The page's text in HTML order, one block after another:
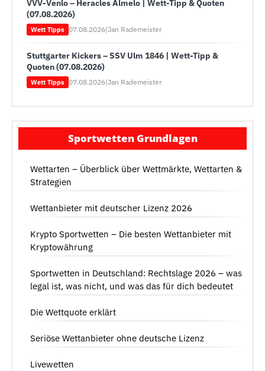
VVV-Venlo – Heracles Almelo | Wett-Tipp & Quoten
(07.08.2026)
Wett Tipps 07.08.2026|Jan Rademeister
Stuttgarter Kickers – SSV Ulm 1846 | Wett-Tipp &
Quoten (07.08.2026)
Wett Tipps 07.08.2026|Jan Rademeister
Sportwetten Grundlagen
Wettarten – Überblick über Wettmärkte, Wettarten &
Strategien
Wettanbieter mit deutscher Lizenz 2026
Krypto Sportwetten – Die besten Wettanbieter mit
Kryptowährung
Sportwetten in Deutschland: Rechtslage 2026 – was
legal ist, was nicht, und was das für dich bedeutet
Die Wettquote erklärt
Seriöse Wettanbieter ohne deutsche Lizenz
Livewetten